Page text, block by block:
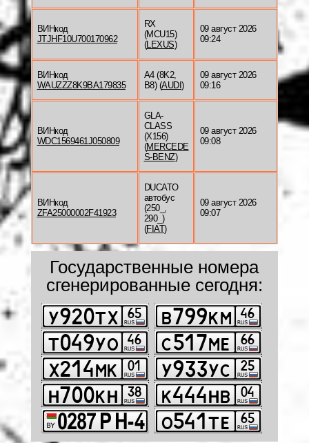
ВИНкод
JTJHF10U700170962
RX
(MCU15)
(LEXUS)
09 август 2026
09:24
ВИНкод
WAUZZZ8K9BA179835
A4 (8K2,
B8) (AUDI )
09 август 2026
09:16
ВИНкод
WDC1569461J050809
GLA-
CLASS
(X156)
(MERCEDE
S-BENZ)
09 август 2026
09:08
ВИНкод
ZFA25000002F41923
DUCATO
автобус
(250_,
290_)
(FIAT)
09 август 2026
09:07
Государственные номера
сгенерированные сегодня: